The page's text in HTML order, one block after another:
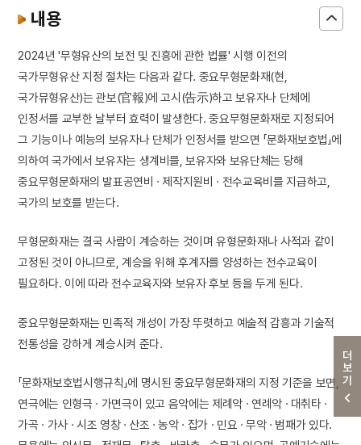
더보기
내용
2024년 '무형유산의 보전 및 진흥에 관한 법률' 시행 이전의
국가무형유산 지정 절차는 다음과 같다. 중요무형문화재(현,
국가뮤형유산)는 관보(官報)에 고시(告示)하고 보유자나 단체에
인정서를 교부한 날부터 효력이 발생한다. 중요무형문화재로 지정되어
그 기능이나 예능의 보유자나 단체가 인정서를 받으면 「문화재보호법」에
의하여 국가에서 보유자는 생계비를, 보유자와 보유단체는 당해
중요무형문화재의 발표공연비 · 제작지원비 · 전수교육비를 지급하고,
국가의 보호를 받는다.
무형문화재는 결국 사람이 계승하는 것이며 유형문화재나 사적과 같이
고정된 것이 아니므로, 계승을 위해 후계자를 양성하는 전수교육이
필요하다. 이에 따라 전수교육자와 보유자 후보 등을 두게 된다.
중요무형문화재는 민족적 개성이 가장 뚜렷하고 예술적 감흥과 기술적
전통성을 강하게 계승시켜 준다.
「문화재보호법시행규칙」에 명시된 중요무형문화재의 지정 기준을 보면,
연극에는 인형극 · 가면극이 있고 음악에는 제례악 · 연례악 · 대취타 ·
가곡 · 가사 · 시조 영창 · 산조 · 농악 · 잡가 · 민요 · 무악 · 범패가 있다.